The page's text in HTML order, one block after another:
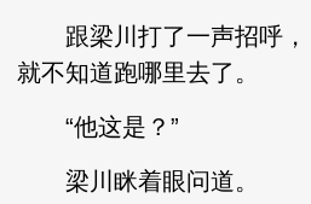
跟梁川打了一声招呼，
就不知道跑哪里去了。
“他这是？”
梁川眯着眼问道。